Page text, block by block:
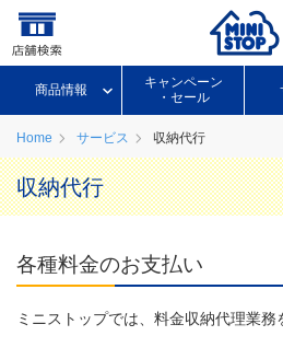
商品情報
キャンペーン
・セール
Home サービス 収納代行
収納代行
各種料金のお支払い
ミニストップでは、料金収納代理業務